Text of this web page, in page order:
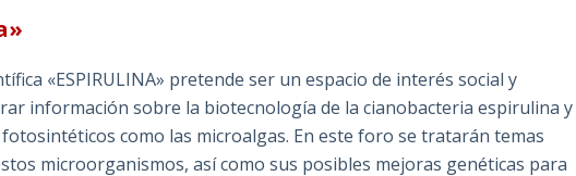
«ESPIRULINA» pretende ser un espacio de interés social y
información sobre la biotecnología de la cianobacteria espirulina y
como las microalgas. En este foro se tratarán temas
microorganismos, así como sus posibles mejoras genéticas para